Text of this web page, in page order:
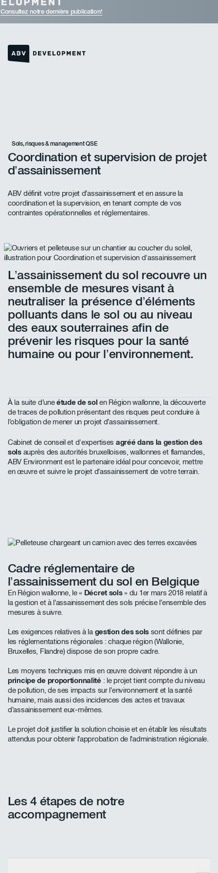
Consultez notre dernière publication!
Sols, risques & management QSE
Coordination et supervision de projet
d’assainissement
ABV définit votre projet d’assainissement et en assure la
coordination et la supervision, en tenant compte de vos
contraintes opérationnelles et réglementaires.
L’assainissement du sol recouvre un
ensemble de mesures visant à
neutraliser la présence d’éléments
polluants dans le sol ou au niveau
des eaux souterraines afin de
prévenir les risques pour la santé
humaine ou pour l’environnement.
À la suite d’uneétude de solen Région wallonne, la découverte
de traces de pollution présentant des risques peut conduire à
l’obligation de mener un projet d’assainissement.
Cabinet de conseil et d'expertises agréé dans la gestion des
sols auprès des autorités bruxelloises, wallonnes et flamandes,
ABV Environment est le partenaire idéal pour concevoir, mettre
en œuvre et suivre le projet d’assainissement de votre terrain.
Cadre réglementaire de
l’assainissement du sol en Belgique
En Région wallonne, le « Décret sols» du 1er mars 2018 relatif à
la gestion et à l’assainissement des sols précise l’ensemble des
mesures à suivre.
Les exigences relatives à la gestion des solssont définies par
les réglementations régionales : chaque région (Wallonie,
Bruxelles, Flandre) dispose de son propre cadre.
Les moyens techniques mis en œuvre doivent répondre à un
principe de proportionnalité: le projet tient compte du niveau
de pollution, de ses impacts sur l’environnement et la santé
humaine, mais aussi des incidences des actes et travaux
d’assainissement eux-mêmes.
Le projet doit justifier la solution choisie et en établir les résultats
attendus pour obtenir l’approbation de l’administration régionale.
Les 4 étapes de notre
accompagnement